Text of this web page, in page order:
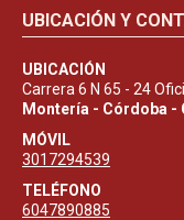
UBICACIÓN Y
UBICACIÓN
Carrera 6 N 65 - 24
Montería - Córdoba -
MÓVIL
3017294539
TELÉFONO
6047890885